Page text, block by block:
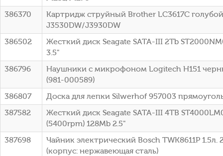
386370
Картридж струйный Brother LC3617C
J3530DW/J3930DW
386502
Жесткий диск Seagate SATA-III 2Tb
3.5"
386796
Наушники с микрофоном Logitech H151
(981-000589)
386807
Доска для лепки Silwerhof 957003
387582
Жесткий диск Seagate SATA-III 4TB
(5400rpm) 128Mb 2.5"
387698
Чайник электрический Bosch TWK8611P
(корпус: нержавеющая сталь)